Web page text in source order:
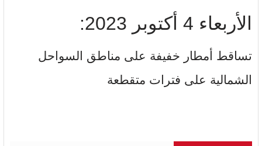
الأربعاء 4 أكتوبر 2023:
تساقط أمطار خفيفة على مناطق السواحل
الشمالية على فترات متقطعة